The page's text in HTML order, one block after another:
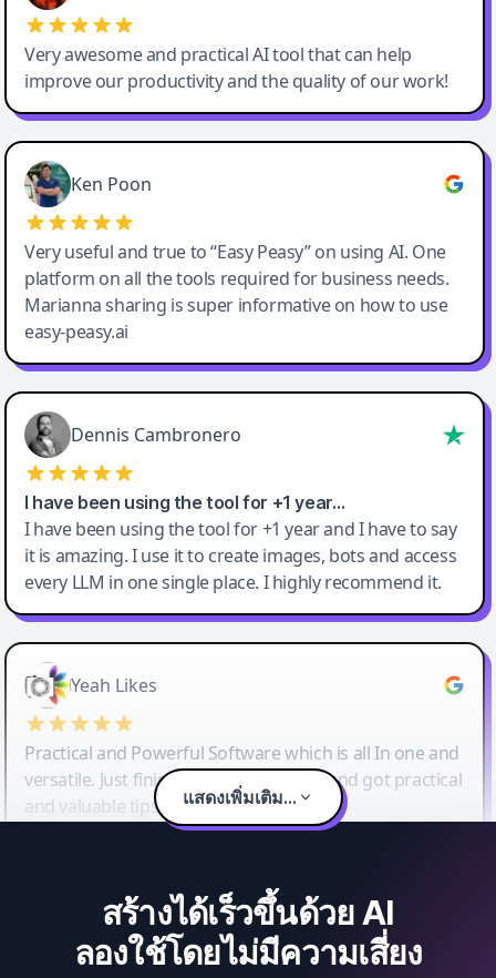
Very awesome and practical AI tool that can help
improve our productivity and the quality of our work!
Ken Poon
Very useful and true to “Easy Peasy” on using AI. One
platform on all the tools required for business needs.
Marianna sharing is super informative on how to use
easy-peasy.ai
Dennis Cambronero
I have been using the tool for +1 year…
I have been using the tool for +1 year and I have to say
it is amazing. I use it to create images, bots and access
every LLM in one single place. I highly recommend it.
Yeah Likes
Practical and Powerful Software which is all In one and
versatile. Just finished their workshop and got practical
and valuable tips and tricks.
แสดงเพิ่มเติม...
สร้างได้เร็วขึ้นด้วย AI
ลองใช้โดยไม่มีความเสี่ยง